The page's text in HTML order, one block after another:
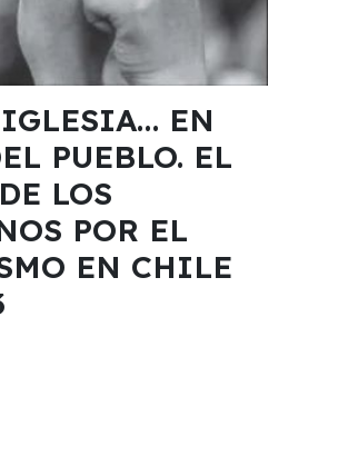
IGLESIA… EN
PUEBLO. EL
LOS
POR EL
EN CHILE